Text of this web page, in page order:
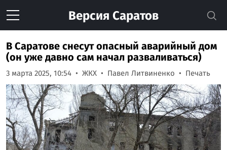
Версия Саратов
В Саратове снесут опасный аварийный дом
(он уже давно сам начал разваливаться)
3 марта 2025, 10:54 ЖКХ Павел Литвиненко Печать